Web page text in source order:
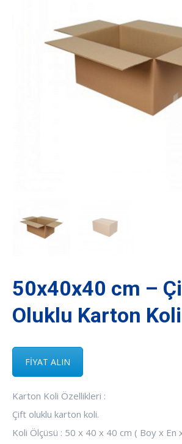
50x40x40 cm –
Oluklu Karton Koli
FİYAT ALIN
Karton Koli Özellikleri :
Çift oluklu karton koli.
Koli Ölçüsü : 50 x 40 x 40 cm ( Boy x En